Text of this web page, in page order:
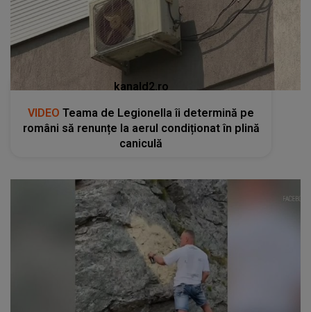
kanald2.ro
VIDEO Teama de Legionella îi determină pe
români să renunțe la aerul condiționat în plină
caniculă